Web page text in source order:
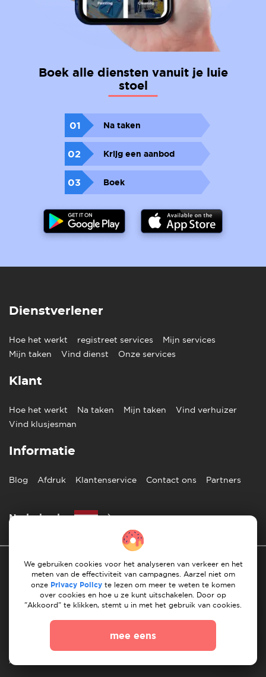
Boek alle diensten vanuit je luie
stoel
01 Na taken
02 Krijg een aanbod
03 Boek
Dienstverlener
Hoe het werkt registreet services
Mijn services
Mijn taken
Vind dienst Onze services
Klant
Hoe het werkt Na taken Mijn taken
Vind verhuizer
Vind klusjesman
Informatie
Blog Afdruk Klantenservice Contact ons Partners
Nederlands
Richtlijnen voor betaling Algemene Voorwaarden
Annuleren & terugbetalingen
We gebruiken cookies voor het analyseren van verkeer en het
meten van de effectiviteit van campagnes. Aarzel niet om
onze Privacy Policy te lezen om meer te weten te komen
over cookies en hoe u ze kunt uitschakelen. Door op
"Akkoord" te klikken, stemt u in met het gebruik van cookies.
mee eens